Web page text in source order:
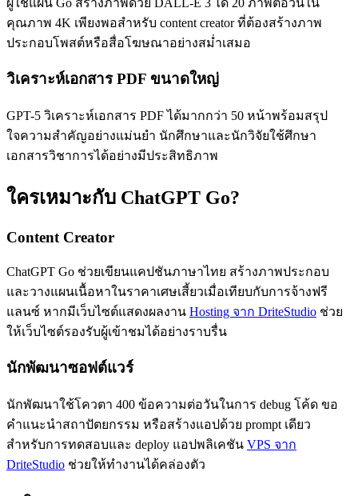
คุณภาพ 4K เพียงพอสำหรับ content creator ที่ต้องสร้างภาพ
ประกอบโพสต์หรือสื่อโฆษณาอย่างสม่ำเสมอ
วิเคราะห์เอกสาร PDF ขนาดใหญ่
GPT-5 วิเคราะห์เอกสาร PDF ได้มากกว่า 50 หน้าพร้อมสรุป
ใจความสำคัญอย่างแม่นยำ นักศึกษาและนักวิจัยใช้ศึกษา
เอกสารวิชาการได้อย่างมีประสิทธิภาพ
ใครเหมาะกับ ChatGPT Go?
Content Creator
ChatGPT Go ช่วยเขียนแคปชันภาษาไทย สร้างภาพประกอบ
และวางแผนเนื้อหาในราคาเศษเสี้ยวเมื่อเทียบกับการจ้างฟรี
แลนซ์ หากมีเว็บไซต์แสดงผลงาน Hosting จาก DriteStudio ช่วย
ให้เว็บไซต์รองรับผู้เข้าชมได้อย่างราบรื่น
นักพัฒนาซอฟต์แวร์
นักพัฒนาใช้โควตา 400 ข้อความต่อวันในการ debug โค้ด ขอ
คำแนะนำสถาปัตยกรรม หรือสร้างแอปด้วย prompt เดียว
สำหรับการทดสอบและ deploy แอปพลิเคชัน VPS จาก
DriteStudio ช่วยให้ทำงานได้คล่องตัว